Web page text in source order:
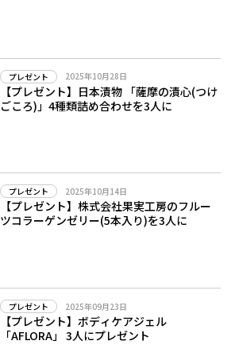
プレゼント 2025年10月28日
【プレゼント】日本漬物 「薩摩の漬心(つけ
ごころ)」4種類詰め合わせを3人に
プレゼント 2025年10月14日
【プレゼント】株式会社果実工房のフルー
ツコラーゲンゼリー(5本入り)を3人に
プレゼント 2025年09月23日
【プレゼント】ボディケアジェル
「AFLORA」 3人にプレゼント